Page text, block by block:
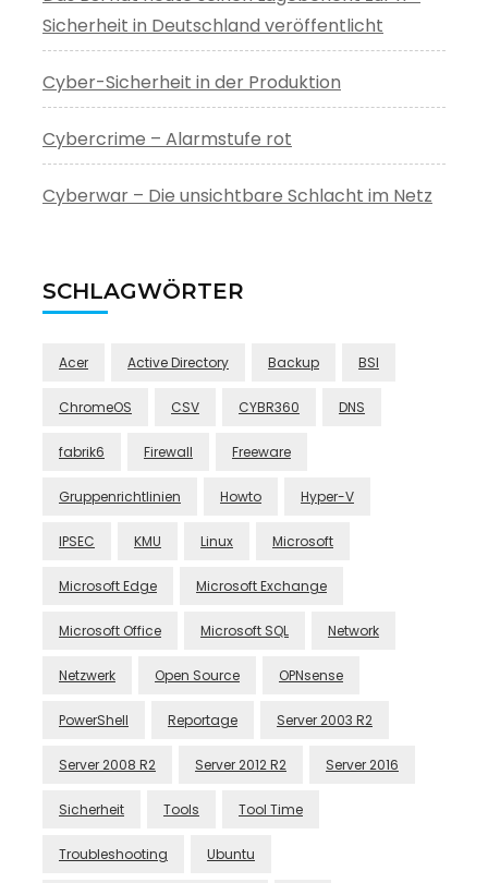
Sicherheit in Deutschland veröffentlicht
Cyber-Sicherheit in der Produktion
Cybercrime – Alarmstufe rot
Cyberwar – Die unsichtbare Schlacht im Netz
SCHLAGWÖRTER
Acer Active Directory Backup BSI
ChromeOS CSV CYBR360 DNS
fabrik6 Firewall Freeware
Gruppenrichtlinien Howto Hyper-V
IPSEC KMU Linux Microsoft
Microsoft Edge Microsoft Exchange
Microsoft Office Microsoft SQL Network
Netzwerk Open Source OPNsense
PowerShell Reportage Server 2003 R2
Server 2008 R2 Server 2012 R2 Server 2016
Sicherheit Tools Tool Time
Troubleshooting Ubuntu